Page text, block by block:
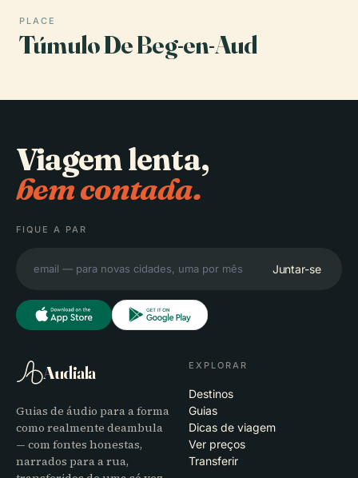
PLACE
Túmulo De Beg-en-Aud
Viagem lenta,
bem contada.
FIQUE A PAR
Juntar-se
Audiala
Guias de áudio para a forma
como realmente deambula
— com fontes honestas,
narrados para a rua,
EXPLORAR
Destinos
Guias
Dicas de viagem
Ver preços
Transferir